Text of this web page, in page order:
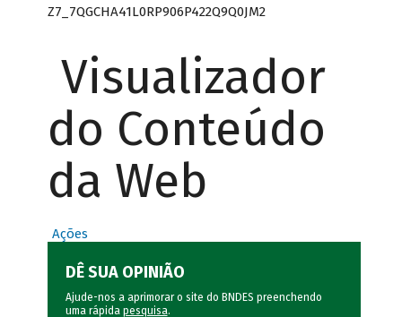
Z7_7QGCHA41L0RP906P422Q9Q0JM2
Visualizador
do Conteúdo
da Web
Ações
DÊ SUA OPINIÃO
Ajude-nos a aprimorar o site do BNDES preenchendo
uma rápida pesquisa.